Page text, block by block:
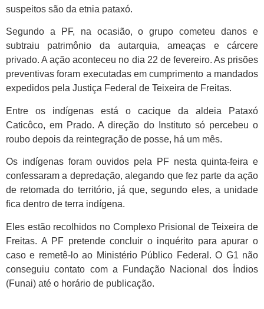
suspeitos são da etnia pataxó.
Segundo a PF, na ocasião, o grupo cometeu danos e
subtraiu patrimônio da autarquia, ameaças e cárcere
privado. A ação aconteceu no dia 22 de fevereiro. As prisões
preventivas foram executadas em cumprimento a mandados
expedidos pela Justiça Federal de Teixeira de Freitas.
Entre os indígenas está o cacique da aldeia Pataxó
Caticôco, em Prado. A direção do Instituto só percebeu o
roubo depois da reintegração de posse, há um mês.
Os indígenas foram ouvidos pela PF nesta quinta-feira e
confessaram a depredação, alegando que fez parte da ação
de retomada do território, já que, segundo eles, a unidade
fica dentro de terra indígena.
Eles estão recolhidos no Complexo Prisional de Teixeira de
Freitas. A PF pretende concluir o inquérito para apurar o
caso e remetê-lo ao Ministério Público Federal. O G1 não
conseguiu contato com a Fundação Nacional dos Índios
(Funai) até o horário de publicação.